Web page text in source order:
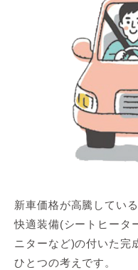
新車価格が高騰してい
快適装備(シートヒータ
ニターなど)の付いた完
ひとつの考えです。